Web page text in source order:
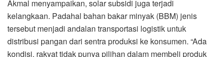
Akmal menyampaikan, solar subsidi juga terjadi
kelangkaan. Padahal bahan bakar minyak (BBM) jenis
tersebut menjadi andalan transportasi logistik untuk
distribusi pangan dari sentra produksi ke konsumen. “Ada
kondisi, rakyat tidak punya pilihan dalam membeli produk